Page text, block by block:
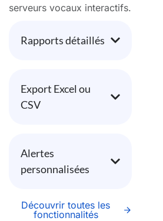
serveurs vocaux interactifs.
Rapports détaillés
Export Excel ou
CSV
Alertes
personnalisées
Découvrir toutes les
fonctionnalités